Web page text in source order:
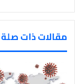
مقالات ذات صلة